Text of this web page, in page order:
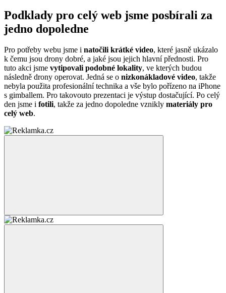
Podklady pro celý web jsme posbírali za
jedno dopoledne
Pro potřeby webu jsme i natočili krátké video, které jasně ukázalo
k čemu jsou drony dobré, a jaké jsou jejich hlavní přednosti. Pro
tuto akci jsme vytipovali podobné lokality, ve kterých budou
následně drony operovat. Jedná se o nizkonákladové video, takže
nebyla použita profesionální technika a vše bylo pořízeno na iPhone
s gimballem. Pro takovouto prezentaci je výstup dostačující. Po celý
den jsme i fotili, takže za jedno dopoledne vznikly materiály pro
celý web.